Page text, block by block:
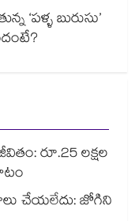
‘పళ్ళ బురుసు’
రూ.25 లక్షల
చేయలేదు: జోగిని